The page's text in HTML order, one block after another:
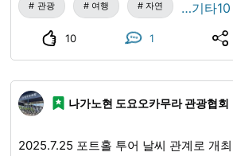
관광 여행 자연 …기타10
10 1
나가노현 도요오카무라 관광협회
2025.7.25 포트홀 투어 날씨 관계로 개최가 염려되었지만, 투